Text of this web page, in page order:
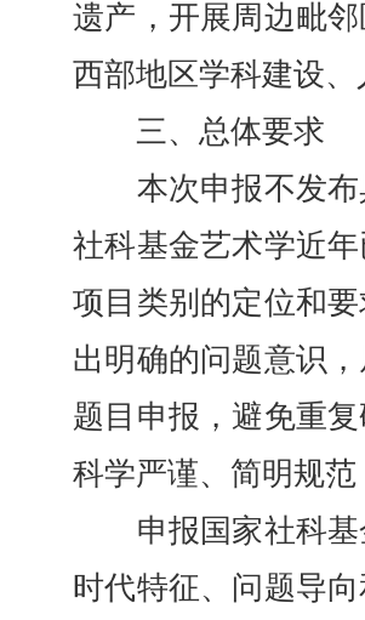
遗产，开展周边毗
西部地区学科建设
三、总体要求
本次申报不发布
社科基金艺术学近
项目类别的定位和
出明确的问题意识
题目申报，避免重
科学严谨、简明规
申报国家社科基
时代特征、问题导